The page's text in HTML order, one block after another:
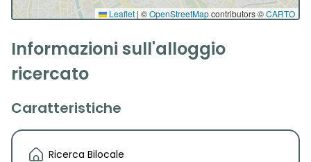
Leaflet | ©OpenStreetMapcontributors ©CARTO
Informazioni sull'alloggio
ricercato
Caratteristiche
Ricerca Bilocale